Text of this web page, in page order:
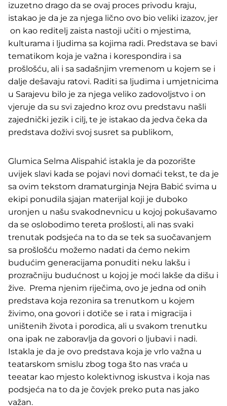
izuzetno drago da se ovaj proces privodu kraju,
istakao je da je za njega lično ovo bio veliki izazov, jer
on kao reditelj zaista nastoji učiti o mjestima,
kulturama i ljudima sa kojima radi. Predstava se bavi
tematikom koja je važna i korespondira i sa
prošlošću, ali i sa sadašnjim vremenom u kojem se i
dalje dešavaju ratovi. Raditi sa ljudima i umjetnicima
u Sarajevu bilo je za njega veliko zadovoljstvo i on
vjeruje da su svi zajedno kroz ovu predstavu našli
zajednički jezik i cilj, te je istakao da jedva čeka da
predstava doživi svoj susret sa publikom,
Glumica Selma Alispahić istakla je da pozorište
uvijek slavi kada se pojavi novi domaći tekst, te da je
sa ovim tekstom dramaturginja Nejra Babić svima u
ekipi ponudila sjajan materijal koji je duboko
uronjen u našu svakodnevnicu u kojoj pokušavamo
da se oslobodimo tereta prošlosti, ali nas svaki
trenutak podsjeća na to da se tek sa suočavanjem
sa prošlošću možemo nadati da ćemo nekim
budućim generacijama ponuditi neku lakšu i
prozračniju budućnost u kojoj je moći lakše da dišu i
žive. Prema njenim riječima, ovo je jedna od onih
predstava koja rezonira sa trenutkom u kojem
živimo, ona govori i dotiče se i rata i migracija i
uništenih života i porodica, ali u svakom trenutku
ona ipak ne zaboravlja da govori o ljubavi i nadi.
Istakla je da je ovo predstava koja je vrlo važna u
teatarskom smislu zbog toga što nas vraća u
teeatar kao mjesto kolektivnog iskustva i koja nas
podsjeća na to da je čovjek preko puta nas jako
važan.